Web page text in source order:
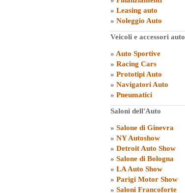
» Leasing auto
» Noleggio Auto
Veicoli e accessori auto
» Auto Sportive
» Racing Cars
» Prototipi Auto
» Navigatori Auto
» Pneumatici
Saloni dell'Auto
» Salone di Ginevra
» NY Autoshow
» Detroit Auto Show
» Salone di Bologna
» LA Auto Show
» Parigi Motor Show
» Saloni Francoforte